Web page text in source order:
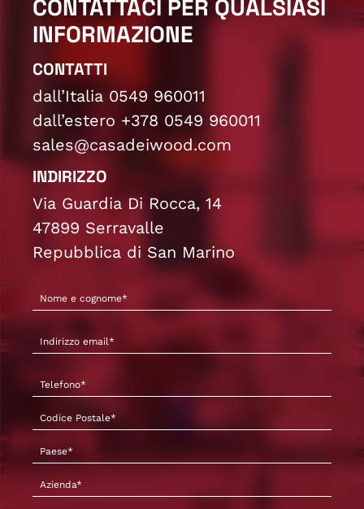
CONTATTACI PER QUALSIASI
INFORMAZIONE
CONTATTI
dall’Italia 0549 960011
dall’estero +378 0549 960011
sales@casadeiwood.com
INDIRIZZO
Via Guardia Di Rocca, 14
47899 Serravalle
Repubblica di San Marino